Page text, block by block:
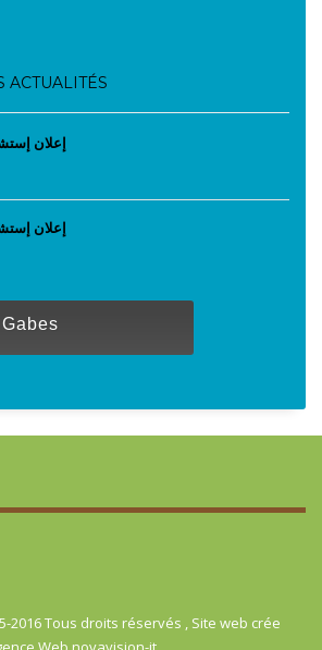
ACTUALITÉS
إعلان إستشارة
إعلان إستشارة
Gabes
2016 Tous droits réservés , Site web crée